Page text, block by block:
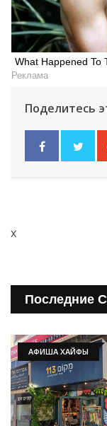
What Happened To
Реклама
Поделитесь
x
Последние
АФИША ХАЙФЫ